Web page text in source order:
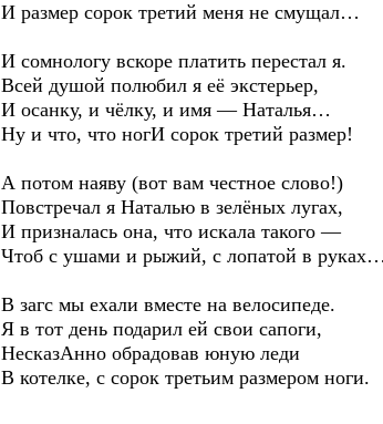
И размер сорок третий меня не смущал…
И сомнологу вскоре платить перестал я.
Всей душой полюбил я её экстерьер,
И осанку, и чёлку, и имя — Наталья…
Ну и что, что ногИ сорок третий размер!
А потом наяву (вот вам честное слово!)
Повстречал я Наталью в зелёных лугах,
И призналась она, что искала такого —
Чтоб с ушами и рыжий, с лопатой в руках…
В загс мы ехали вместе на велосипеде.
Я в тот день подарил ей свои сапоги,
НесказАнно обрадовав юную леди
В котелке, с сорок третьим размером ноги.